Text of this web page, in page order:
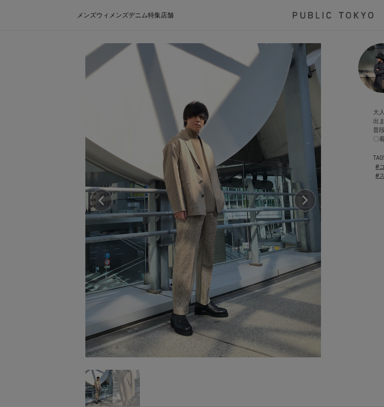
メンズウィメンズデニム特集店舗
大
出
普
〇
#
#